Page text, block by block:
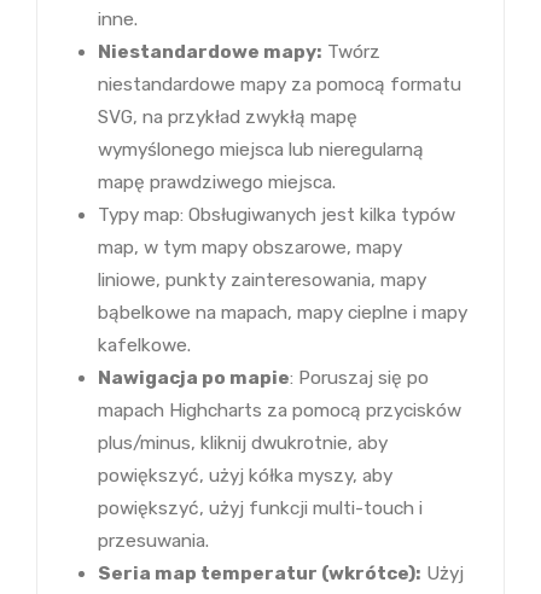
inne.
Niestandardowe mapy: Twórz
niestandardowe mapy za pomocą formatu
SVG, na przykład zwykłą mapę
wymyślonego miejsca lub nieregularną
mapę prawdziwego miejsca.
Typy map: Obsługiwanych jest kilka typów
map, w tym mapy obszarowe, mapy
liniowe, punkty zainteresowania, mapy
bąbelkowe na mapach, mapy cieplne i mapy
kafelkowe.
Nawigacja po mapie: Poruszaj się po
mapach Highcharts za pomocą przycisków
plus/minus, kliknij dwukrotnie, aby
powiększyć, użyj kółka myszy, aby
powiększyć, użyj funkcji multi-touch i
przesuwania.
Seria map temperatur (wkrótce): Użyj